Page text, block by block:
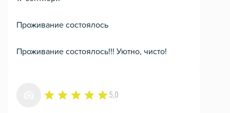
Проживание состоялось
Проживание состоялось!!! Уютно, чисто!
5,0